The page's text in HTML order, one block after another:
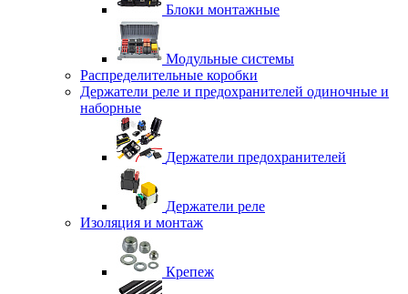
Блоки монтажные
Модульные системы
Распределительные коробки
Держатели реле и предохранителей одиночные и
наборные
Держатели предохранителей
Держатели реле
Изоляция и монтаж
Крепеж